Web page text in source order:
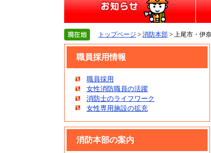
トップページ > 消防本部 > 上尾市・伊
職員採用情報
職員採用
女性消防職員の活躍
消防士のライフワーク
女性専用施設の拡充
消防本部の案内